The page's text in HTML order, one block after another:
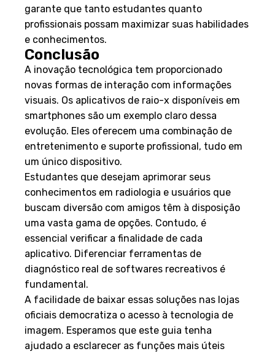
garante que tanto estudantes quanto
profissionais possam maximizar suas habilidades
e conhecimentos.
Conclusão
A inovação tecnológica tem proporcionado
novas formas de interação com informações
visuais. Os aplicativos de raio-x disponíveis em
smartphones são um exemplo claro dessa
evolução. Eles oferecem uma combinação de
entretenimento e suporte profissional, tudo em
um único dispositivo.
Estudantes que desejam aprimorar seus
conhecimentos em radiologia e usuários que
buscam diversão com amigos têm à disposição
uma vasta gama de opções. Contudo, é
essencial verificar a finalidade de cada
aplicativo. Diferenciar ferramentas de
diagnóstico real de softwares recreativos é
fundamental.
A facilidade de baixar essas soluções nas lojas
oficiais democratiza o acesso à tecnologia de
imagem. Esperamos que este guia tenha
ajudado a esclarecer as funções mais úteis